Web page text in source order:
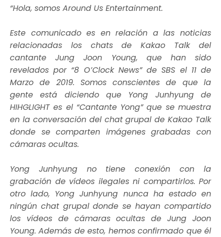
“Hola, somos Around Us Entertainment.
Este comunicado es en relación a las noticias
relacionadas los chats de Kakao Talk del
cantante Jung Joon Young, que han sido
revelados por “8 O’Clock News” de SBS el 11 de
Marzo de 2019. Somos conscientes de que la
gente está diciendo que Yong Junhyung de
HIHGLIGHT es el “Cantante Yong” que se muestra
en la conversación del chat grupal de Kakao Talk
donde se comparten imágenes grabadas con
cámaras ocultas.
Yong Junhyung no tiene conexión con la
grabación de vídeos ilegales ni compartirlos. Por
otro lado, Yong Junhyung nunca ha estado en
ningún chat grupal donde se hayan compartido
los vídeos de cámaras ocultas de Jung Joon
Young. Además de esto, hemos confirmado que él